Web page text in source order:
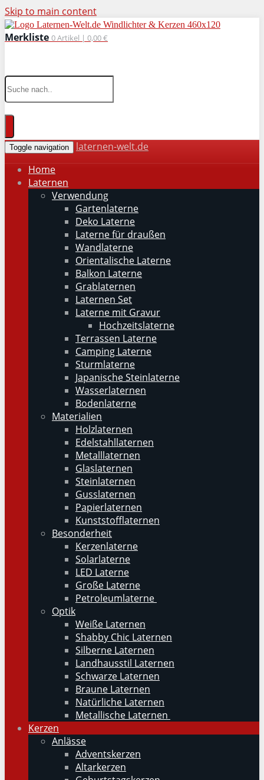
Skip to main content
Merkliste 0Artikel | 0,00 €
Toggle navigation
laternen-welt.de
Home
Laternen
Verwendung
Gartenlaterne
Deko Laterne
Laterne für draußen
Wandlaterne
Orientalische Laterne
Balkon Laterne
Grablaternen
Laternen Set
Laterne mit Gravur
Hochzeitslaterne
Terrassen Laterne
Camping Laterne
Sturmlaterne
Japanische Steinlaterne
Wasserlaternen
Bodenlaterne
Materialien
Holzlaternen
Edelstahllaternen
Metalllaternen
Glaslaternen
Steinlaternen
Gusslaternen
Papierlaternen
Kunststofflaternen
Besonderheit
Kerzenlaterne
Solarlaterne
LED Laterne
Große Laterne
Petroleumlaterne
Optik
Weiße Laternen
Shabby Chic Laternen
Silberne Laternen
Landhausstil Laternen
Schwarze Laternen
Braune Laternen
Natürliche Laternen
Metallische Laternen
Kerzen
Anlässe
Adventskerzen
Altarkerzen